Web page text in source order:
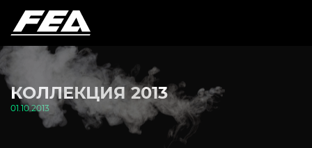
КОЛЛЕКЦИЯ 2013
01.10.2013